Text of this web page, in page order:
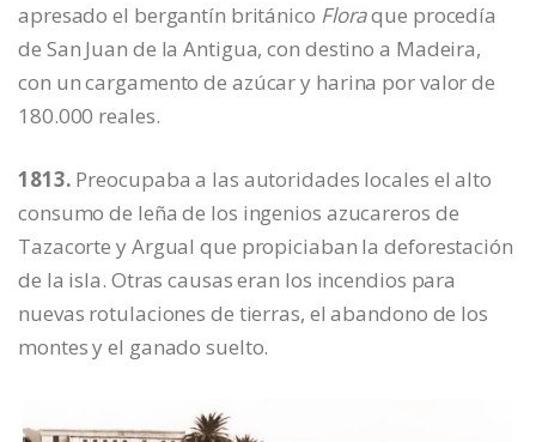
apresado el bergantín británico Floraque procedía
de San Juan de la Antigua, con destino a Madeira,
con un cargamento de azúcar y harina por valor de
180.000 reales.
1813. Preocupaba a las autoridades locales el alto
consumo de leña de los ingenios azucareros de
Tazacorte y Argual que propiciaban la deforestación
de la isla. Otras causas eran los incendios para
nuevas rotulaciones de tierras, el abandono de los
montes y el ganado suelto.